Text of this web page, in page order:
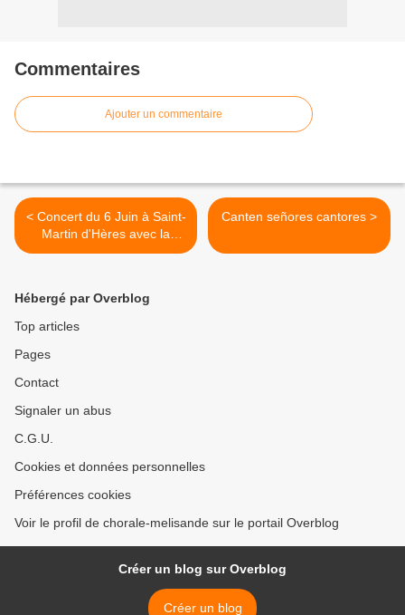
Commentaires
Ajouter un commentaire
< Concert du 6 Juin à Saint-
Martin d'Hères avec la
chorale ASTA
Canten señores cantores >
Hébergé par Overblog
Top articles
Pages
Contact
Signaler un abus
C.G.U.
Cookies et données personnelles
Préférences cookies
Voir le profil de chorale-melisande sur le portail Overblog
Créer un blog sur Overblog
Créer un blog